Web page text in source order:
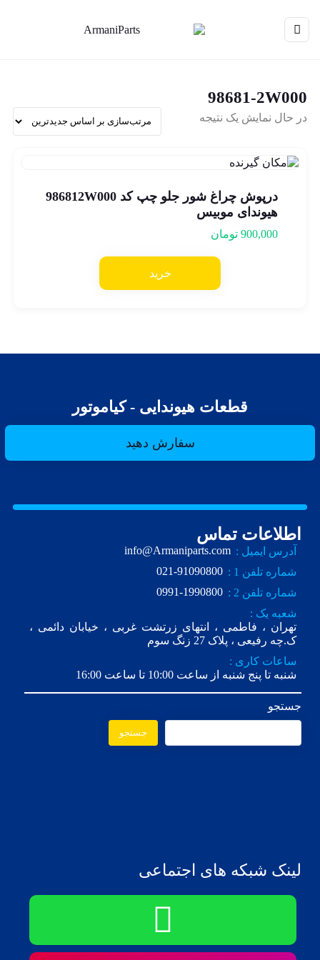
98681-2W000
در حال نمایش یک نتیجه
درپوش چراغ شور جلو چپ کد 986812W000
هیوندای موبیس
900,000 تومان
خرید
قطعات هیوندایی - کیاموتور
سفارش دهید
اطلاعات تماس
آدرس ایمیل : info@Armaniparts.com
شماره تلفن 1 :
021-91090800
شماره تلفن 2 :
0991-1990800
شعبه یک :
تهران ، فاطمی ، انتهای زرتشت غربی ، خیابان دائمی ،
ک.چه رفیعی ، پلاک 27 زنگ سوم
ساعات کاری :
شنبه تا پنج شنبه از ساعت 10:00 تا ساعت 16:00
جستجو
جستجو
لینک شبکه های اجتماعی